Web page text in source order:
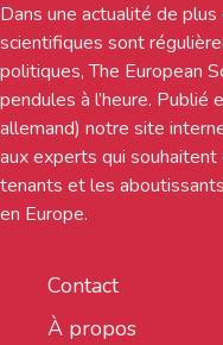
Dans une actualité de
scientifiques sont
politiques, The European
pendules à l’heure. Publié
allemand) notre site
aux experts qui
tenants et les
en Europe.
Contact
À propos